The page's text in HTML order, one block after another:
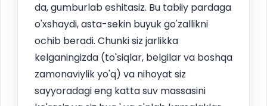
da, gumburlab eshitasiz. Bu tabiiy pardaga
o'xshaydi, asta-sekin buyuk go'zallikni
ochib beradi. Chunki siz jarlikka
kelganingizda (to'siqlar, belgilar va boshqa
zamonaviylik yo'q) va nihoyat siz
sayyoradagi eng katta suv massasini